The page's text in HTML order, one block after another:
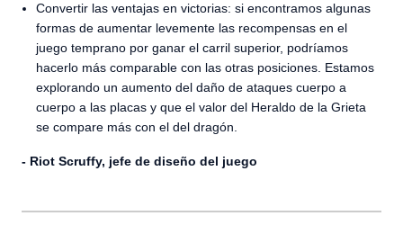
Convertir las ventajas en victorias: si encontramos algunas
formas de aumentar levemente las recompensas en el
juego temprano por ganar el carril superior, podríamos
hacerlo más comparable con las otras posiciones. Estamos
explorando un aumento del daño de ataques cuerpo a
cuerpo a las placas y que el valor del Heraldo de la Grieta
se compare más con el del dragón.
- Riot Scruffy, jefe de diseño del juego